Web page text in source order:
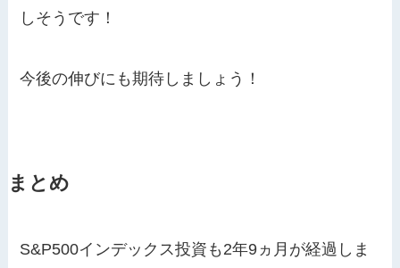
しそうです！
今後の伸びにも期待しましょう！
まとめ
S&P500インデックス投資も2年9ヵ月が経過しま